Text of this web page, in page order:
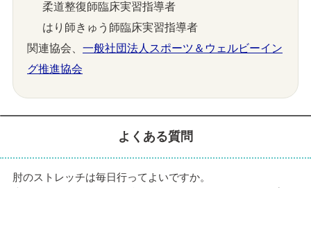
柔道整復師臨床実習指導者
はり師きゅう師臨床実習指導者
関連協会、 一般社団法人スポーツ＆ウェルビーイン
グ推進協会
よくある質問
肘のストレッチは毎日行ってよいですか。